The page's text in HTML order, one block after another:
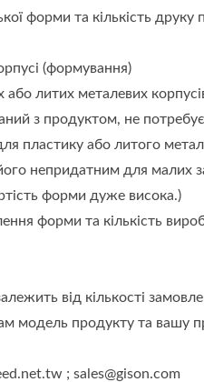
форми та кількість
(формування)
литих металевих
з продуктом, не
пластику або литого
непридатним для малих
форми дуже висока.)
форми та кількість
від кількості
модель продукту та вашу
; sales@gison.com